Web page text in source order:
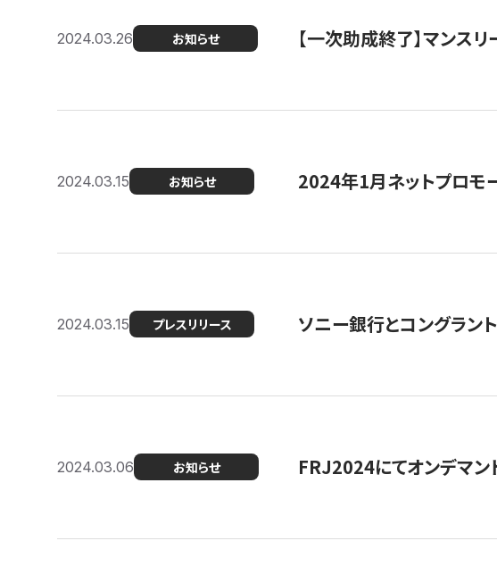
2024.03.26 お知らせ 【一次助成終了】マンス
2024.03.15 お知らせ 2024年1月ネットプロモ
2024.03.15 プレスリリース ソニー銀行とコングラン
2024.03.06 お知らせ FRJ2024にてオンデマン